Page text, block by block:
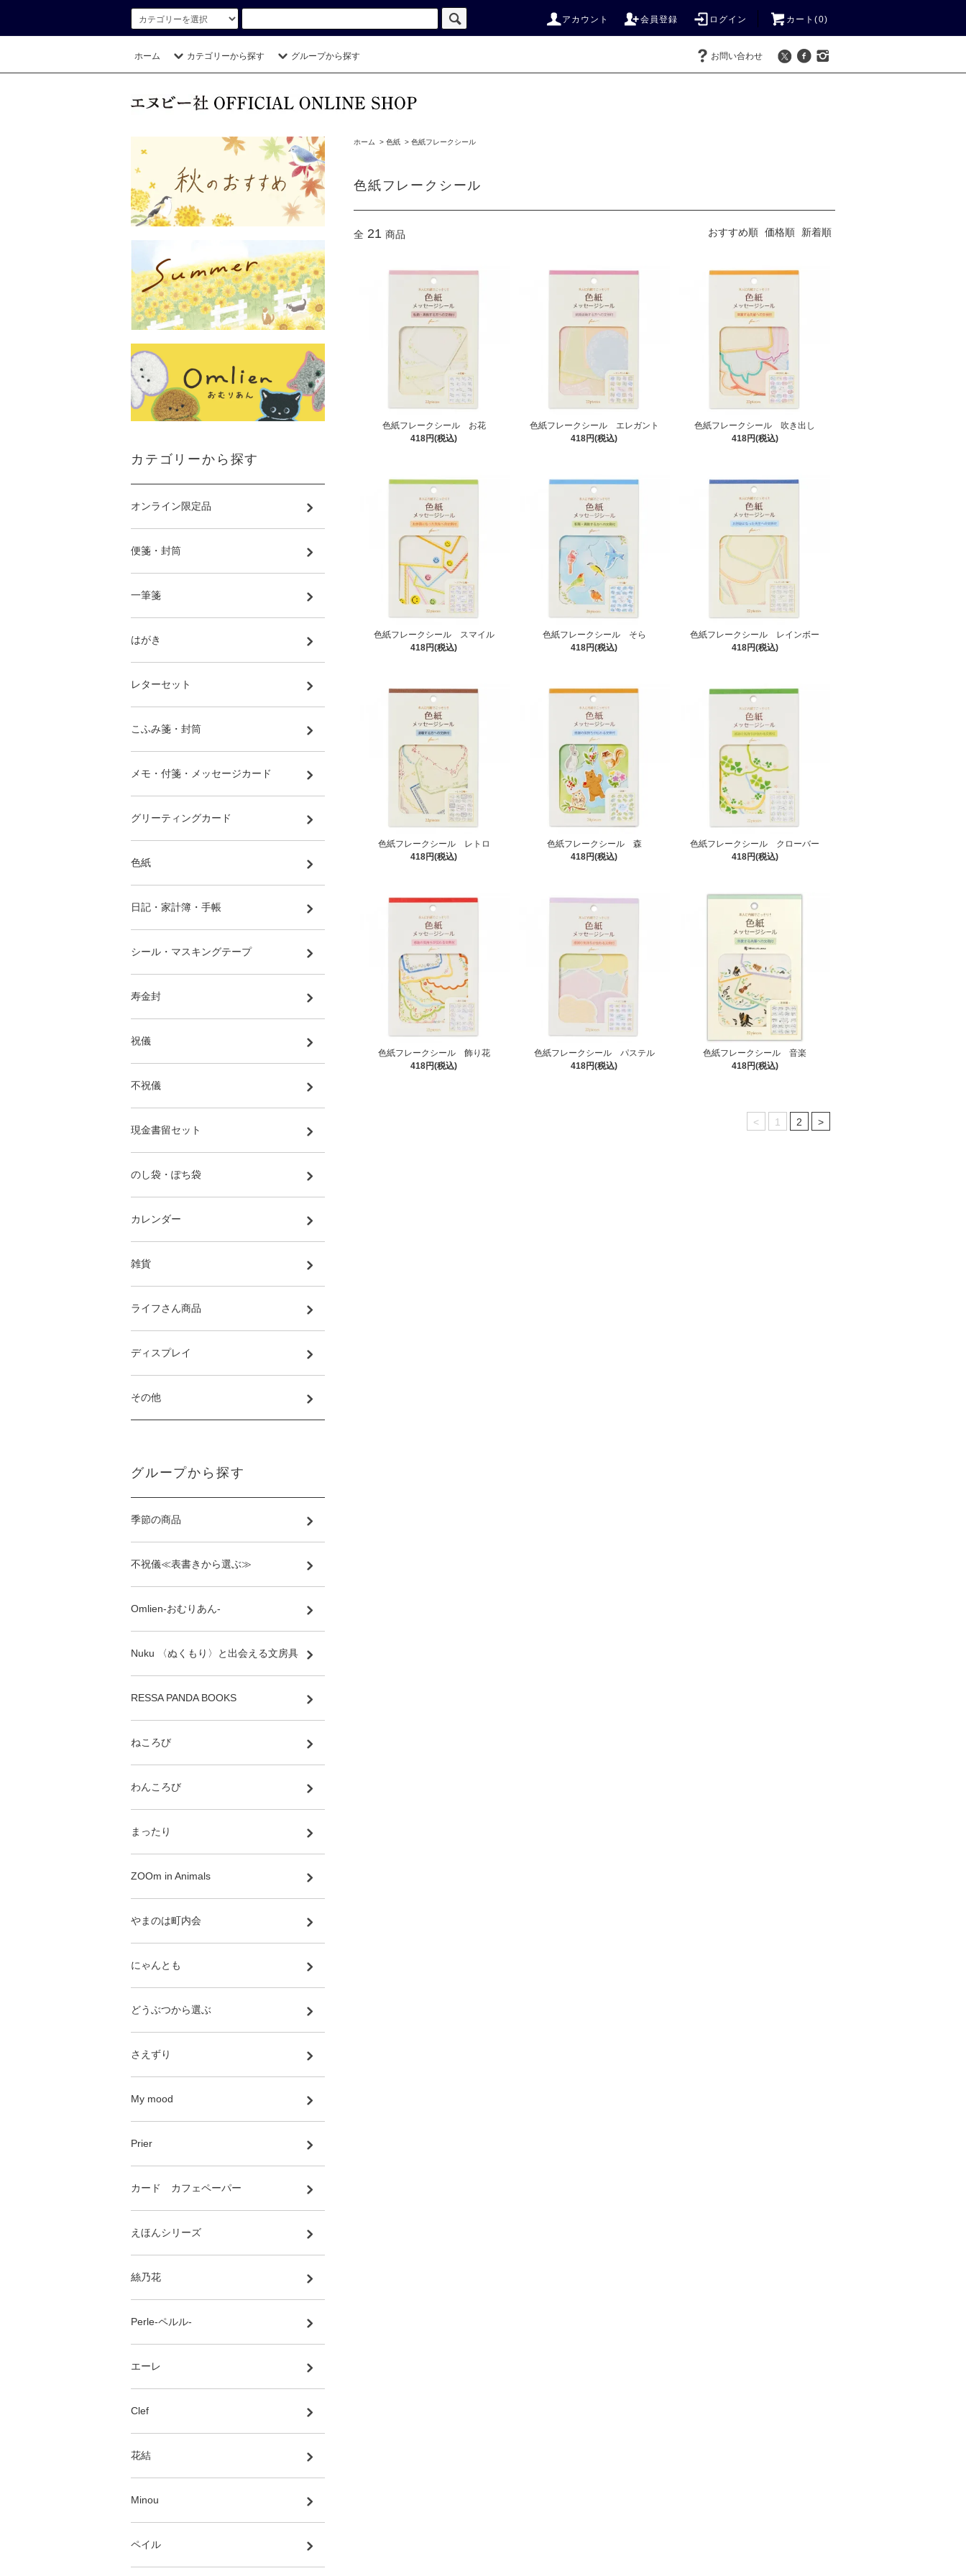
アカウント 会員登録 ログイン カート(0)
ホーム カテゴリーから探す グループから探す お問い合わせ
ホーム > 色紙 > 色紙フレークシール
色紙フレークシール
全 21 商品 おすすめ順 価格順 新着順
色紙フレークシール お花
418円(税込)
色紙フレークシール エレガント
418円(税込)
色紙フレークシール 吹き出し
418円(税込)
色紙フレークシール スマイル
418円(税込)
色紙フレークシール そら
418円(税込)
色紙フレークシール レインボー
418円(税込)
色紙フレークシール レトロ
418円(税込)
色紙フレークシール 森
418円(税込)
色紙フレークシール クローバー
418円(税込)
色紙フレークシール 飾り花
418円(税込)
色紙フレークシール パステル
418円(税込)
色紙フレークシール 音楽
418円(税込)
< 1 2 >
カテゴリーから探す
オンライン限定品
便箋・封筒
一筆箋
はがき
レターセット
こふみ箋・封筒
メモ・付箋・メッセージカード
グリーティングカード
色紙
日記・家計簿・手帳
シール・マスキングテープ
寿金封
祝儀
不祝儀
現金書留セット
のし袋・ぽち袋
カレンダー
雑貨
ライフさん商品
ディスプレイ
その他
グループから探す
季節の商品
不祝儀≪表書きから選ぶ≫
Omlien-おむりあん-
Nuku 〈ぬくもり〉と出会える文房具
RESSA PANDA BOOKS
ねころび
わんころび
まったり
ZOOm in Animals
やまのは町内会
にゃんとも
どうぶつから選ぶ
さえずり
My mood
Prier
カード カフェペーパー
えほんシリーズ
絲乃花
Perle-ペルル-
エーレ
Clef
花結
Minou
ペイル